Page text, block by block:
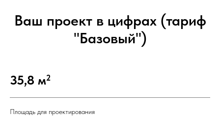
Ваш проект в цифрах (тариф
"Базовый")
35,8 м2
Площадь для проектирования